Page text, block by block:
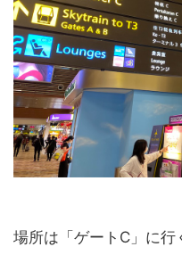
場所は「ゲートC」に行